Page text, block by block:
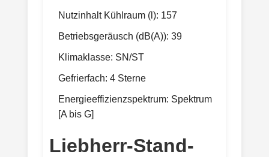
Nutzinhalt Kühlraum (l): 157
Betriebsgeräusch (dB(A)): 39
Klimaklasse: SN/ST
Gefrierfach: 4 Sterne
Energieeffizienzspektrum: Spektrum
[A bis G]
Liebherr-Stand-